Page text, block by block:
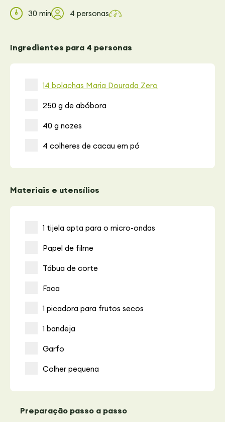
30 min 4 personas
Ingredientes para 4 personas
14 bolachas Maria Dourada Zero
250 g de abóbora
40 g nozes
4 colheres de cacau em pó
Materiais e utensílios
1 tijela apta para o micro-ondas
Papel de filme
Tábua de corte
Faca
1 picadora para frutos secos
1 bandeja
Garfo
Colher pequena
Preparação passo a passo